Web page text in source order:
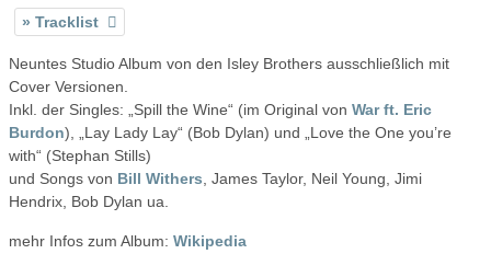
Tracklist
Neuntes Studio Album von den Isley Brothers ausschließlich mit
Cover Versionen.
Inkl. der Singles: „Spill the Wine“ (im Original von War ft. Eric
Burdon), „Lay Lady Lay“ (Bob Dylan) und „Love the One you’re
with“ (Stephan Stills)
und Songs von Bill Withers , James Taylor, Neil Young, Jimi
Hendrix, Bob Dylan ua.
mehr Infos zum Album: Wikipedia